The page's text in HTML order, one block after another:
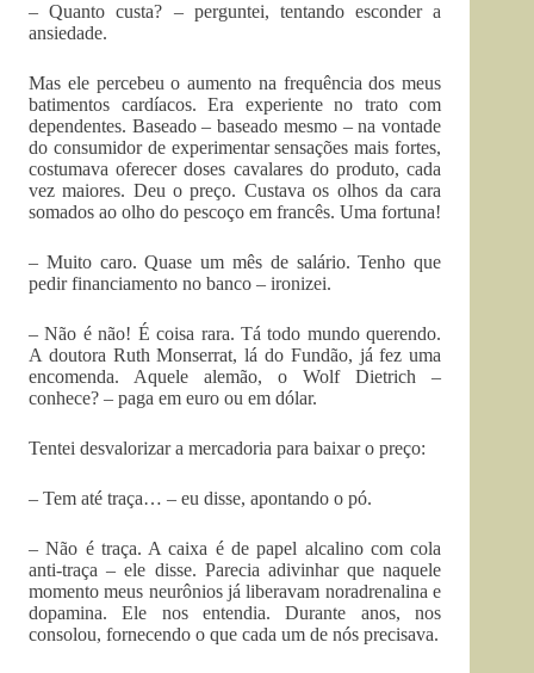
– Quanto custa? – perguntei, tentando esconder a
ansiedade.
Mas ele percebeu o aumento na frequência dos meus
batimentos cardíacos. Era experiente no trato com
dependentes. Baseado – baseado mesmo – na vontade
do consumidor de experimentar sensações mais fortes,
costumava oferecer doses cavalares do produto, cada
vez maiores. Deu o preço. Custava os olhos da cara
somados ao olho do pescoço em francês. Uma fortuna!
– Muito caro. Quase um mês de salário. Tenho que
pedir financiamento no banco – ironizei.
– Não é não! É coisa rara. Tá todo mundo querendo.
A doutora Ruth Monserrat, lá do Fundão, já fez uma
encomenda. Aquele alemão, o Wolf Dietrich –
conhece? – paga em euro ou em dólar.
Tentei desvalorizar a mercadoria para baixar o preço:
– Tem até traça… – eu disse, apontando o pó.
– Não é traça. A caixa é de papel alcalino com cola
anti-traça – ele disse. Parecia adivinhar que naquele
momento meus neurônios já liberavam noradrenalina e
dopamina. Ele nos entendia. Durante anos, nos
consolou, fornecendo o que cada um de nós precisava.